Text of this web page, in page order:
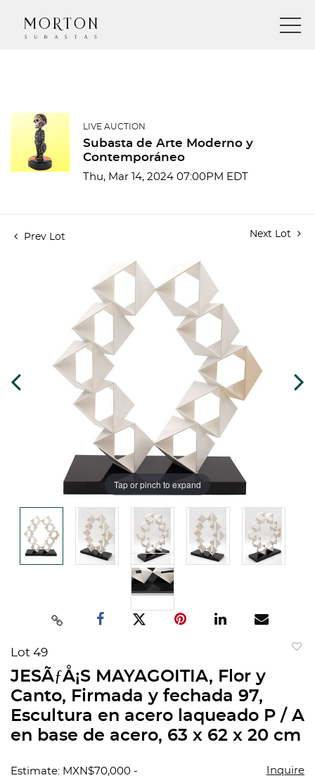
LIVE AUCTION
Subasta de Arte Moderno y
Contemporáneo
Thu, Mar 14, 2024 07:00PM EDT
Prev Lot Next Lot
Tap or pinch to expand
Lot 49
JESÃƒÅ¡S MAYAGOITIA, Flor y
Canto, Firmada y fechada 97,
Escultura en acero laqueado P / A
en base de acero, 63 x 62 x 20 cm
Estimate: MXN$70,000 -
Inquire